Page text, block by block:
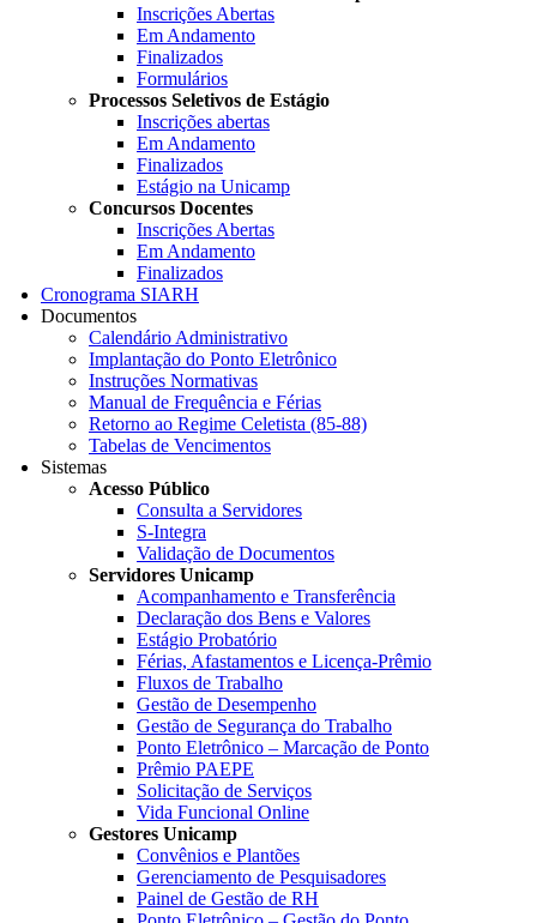
Inscrições Abertas
Em Andamento
Finalizados
Formulários
Processos Seletivos de Estágio
Inscrições abertas
Em Andamento
Finalizados
Estágio na Unicamp
Concursos Docentes
Inscrições Abertas
Em Andamento
Finalizados
Cronograma SIARH
Documentos
Calendário Administrativo
Implantação do Ponto Eletrônico
Instruções Normativas
Manual de Frequência e Férias
Retorno ao Regime Celetista (85-88)
Tabelas de Vencimentos
Sistemas
Acesso Público
Consulta a Servidores
S-Integra
Validação de Documentos
Servidores Unicamp
Acompanhamento e Transferência
Declaração dos Bens e Valores
Estágio Probatório
Férias, Afastamentos e Licença-Prêmio
Fluxos de Trabalho
Gestão de Desempenho
Gestão de Segurança do Trabalho
Ponto Eletrônico – Marcação de Ponto
Prêmio PAEPE
Solicitação de Serviços
Vida Funcional Online
Gestores Unicamp
Convênios e Plantões
Gerenciamento de Pesquisadores
Painel de Gestão de RH